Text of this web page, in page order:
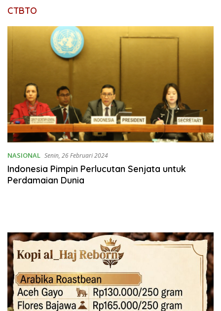
CTBTO
NASIONAL Senin, 26 Februari 2024
Indonesia Pimpin Perlucutan Senjata untuk
Perdamaian Dunia